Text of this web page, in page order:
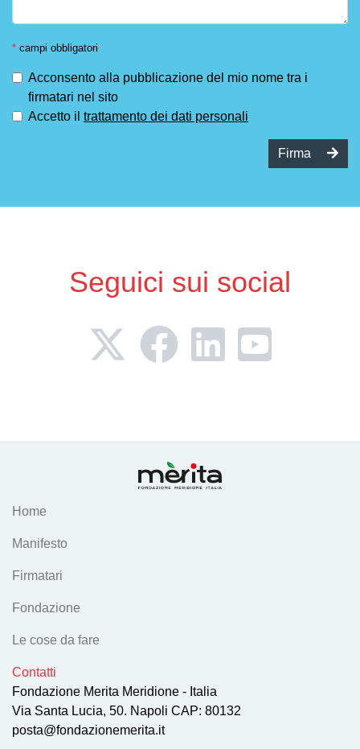
* campi obbligatori
Acconsento alla pubblicazione del mio nome tra i
firmatari nel sito
Accetto il trattamento dei dati personali
Firma
Seguici sui social
Home
Manifesto
Firmatari
Fondazione
Le cose da fare
Contatti
Fondazione Merita Meridione - Italia
Via Santa Lucia, 50. Napoli CAP: 80132
posta@fondazionemerita.it